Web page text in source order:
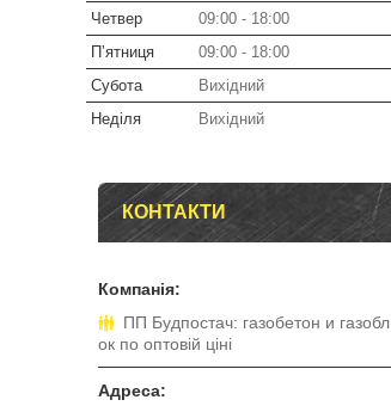
Четвер
09:00
18:00
Пʼятниця
09:00
18:00
Субота
Вихідний
Неділя
Вихідний
КОНТАКТИ
ПП Будпостач: газобетон и газобл
ок по оптовій ціні